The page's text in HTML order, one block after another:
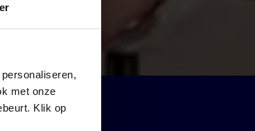
met onze
Klik op
Gratis performance scan